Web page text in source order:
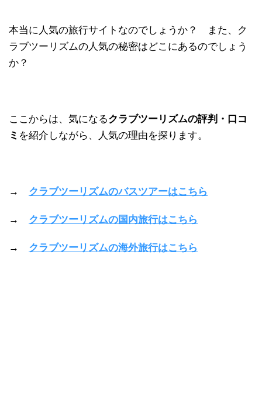
本当に人気の旅行サイトなのでしょうか？ また、ク
ラブツーリズムの人気の秘密はどこにあるのでしょう
か？
ここからは、気になるクラブツーリズムの評判・口コ
ミ を紹介しながら、人気の理由を探ります。
→ クラブツーリズムのバスツアーはこちら
→ クラブツーリズムの国内旅行はこちら
→ クラブツーリズムの海外旅行はこちら